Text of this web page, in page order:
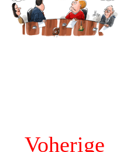
Voherige